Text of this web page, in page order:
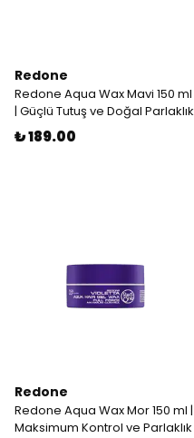
Redone
Redone Aqua Wax Mavi 150 ml
| Güçlü Tutuş ve Doğal Parlaklık
₺ 189.00
Redone
Redone Aqua Wax Mor 150 ml |
Maksimum Kontrol ve Parlaklık